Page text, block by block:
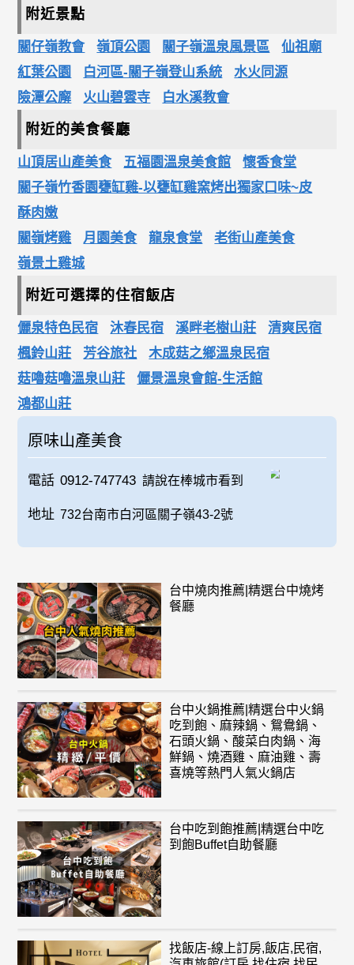
附近景點
關仔嶺教會 嶺頂公園 關子嶺溫泉風景區
仙祖廟
紅葉公園
白河區-關子嶺登山系統
水火同源
險潭公廨
火山碧雲寺 白水溪教會
附近的美食餐廳
山頂居山產美食 五福園溫泉美食館
懷香食堂
關子嶺竹香園甕缸雞-以甕缸雞窯烤出獨家口味~皮
酥肉嫩
關嶺烤雞
月園美食 龍泉食堂
老街山產美食
嶺景土雞城
附近可選擇的住宿飯店
儷泉特色民宿 沐春民宿 溪畔老樹山莊
清爽民宿
楓鈴山莊
芳谷旅社
木成菇之鄉溫泉民宿
菇嚕菇嚕溫泉山莊
儷景溫泉會館-生活館
鴻都山莊
原味山產美食
電話 0912-747743 請說在棒城市看到
地址 732台南市白河區關子嶺43-2號
台中燒肉推薦|精選台中燒烤
餐廳
台中火鍋推薦|精選台中火鍋
吃到飽、麻辣鍋、鴛鴦鍋、
石頭火鍋、酸菜白肉鍋、海
鮮鍋、燒酒雞、麻油雞、壽
喜燒等熱門人氣火鍋店
台中吃到飽推薦|精選台中吃
到飽Buffet自助餐廳
找飯店-線上訂房,飯店,民宿,